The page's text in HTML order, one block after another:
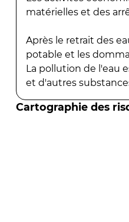
matérielles et des
Après le retrait des
potable et les
La pollution de l'eau
et d'autres
Cartographie des